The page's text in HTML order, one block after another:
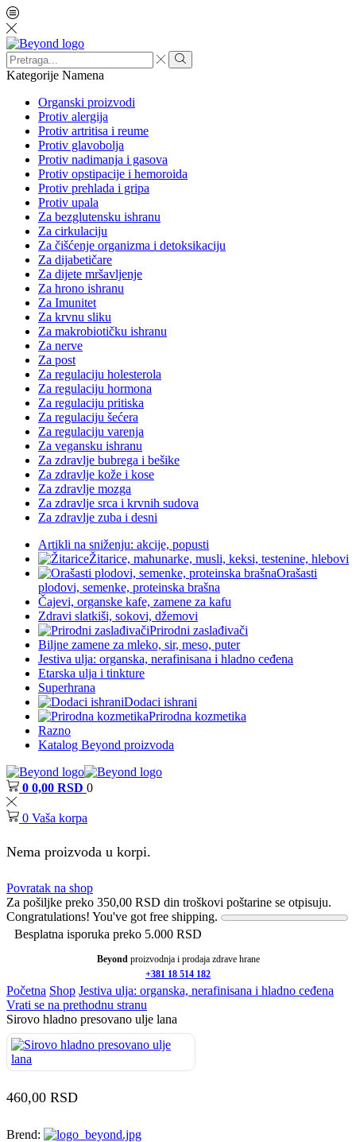
Search
input
Search
Kategorije Namena
Organski proizvodi
Protiv alergija
Protiv artritisa i reume
Protiv glavobolja
Protiv nadimanja i gasova
Protiv opstipacije i hemoroida
Protiv prehlada i gripa
Protiv upala
Za bezglutensku ishranu
Za cirkulaciju
Za čišćenje organizma i detoksikaciju
Za dijabetičare
Za dijete mršavljenje
Za hrono ishranu
Za Imunitet
Za krvnu sliku
Za makrobiotičku ishranu
Za nerve
Za post
Za regulaciju holesterola
Za regulaciju hormona
Za regulaciju pritiska
Za regulaciju šećera
Za regulaciju varenja
Za vegansku ishranu
Za zdravlje bubrega i bešike
Za zdravlje kože i kose
Za zdravlje mozga
Za zdravlje srca i krvnih sudova
Za zdravlje zuba i desni
Artikli na sniženju: akcije, popusti
Žitarice, mahunarke, musli, keksi, testenine, hlebovi
Orašasti
plodovi, semenke, proteinska brašna
Čajevi, organske kafe, zamene za kafu
Zdravi slatkiši, sokovi, džemovi
Prirodni zaslađivači
Biljne zamene za mleko, sir, meso, puter
Jestiva ulja: organska, nerafinisana i hladno ceđena
Etarska ulja i tinkture
Superhrana
Dodaci ishrani
Prirodna kozmetika
Razno
Katalog Beyond proizvoda
0 0,00 RSD 0
0 Vaša korpa
Nema proizvoda u korpi.
Povratak na shop
Za pošiljke preko 350,00 RSD din troškovi poštarine se otpisuju.
Congratulations! You've got free shipping.
Besplatna isporuka preko 5.000 RSD
Beyond proizvodnja i prodaja zdrave hrane
+381 18 514 182
Početna Shop Jestiva ulja: organska, nerafinisana i hladno ceđena
Vrati se na prethodnu stranu
Sirovo hladno presovano ulje lana
460,00 RSD
Brend: